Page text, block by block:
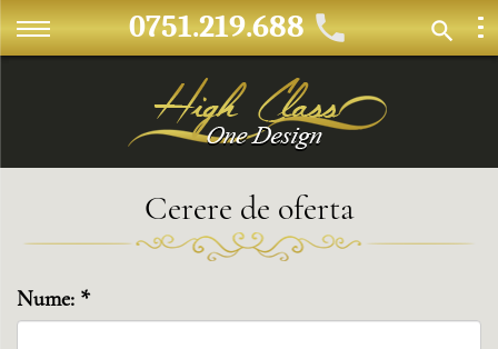
0751.219.688
Cerere de oferta
Nume: *